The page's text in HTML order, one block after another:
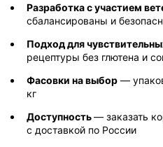
Разработка с участием
сбалансированы и
Подход для
рецептуры без глютена и
Фасовки на выбор—
кг
Доступность— заказать
с доставкой по России